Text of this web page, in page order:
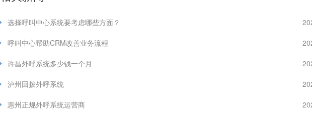
选择呼叫中心系统要考虑哪些方面？
呼叫中心帮助CRM改善业务流程
许昌外呼系统多少钱一个月
泸州回拨外呼系统
惠州正规外呼系统运营商